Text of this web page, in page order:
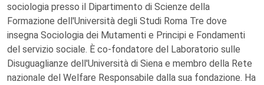
sociologia presso il Dipartimento di Scienze della
Formazione dell'Università degli Studi Roma Tre dove
insegna Sociologia dei Mutamenti e Principi e Fondamenti
del servizio sociale. È co-fondatore del Laboratorio sulle
Disuguaglianze dell'Università di Siena e membro della Rete
nazionale del Welfare Responsabile dalla sua fondazione. Ha